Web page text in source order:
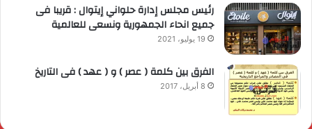
رئيس مجلس إدارة حلواني إيتوال : قريبا فى
جميع انحاء الجمهورية ونسعى للعالمية
19 يوليو، 2021
الفرق بين كلمة ( عصر ) و ( عهد ) فى التاريخ
8 أبريل، 2017